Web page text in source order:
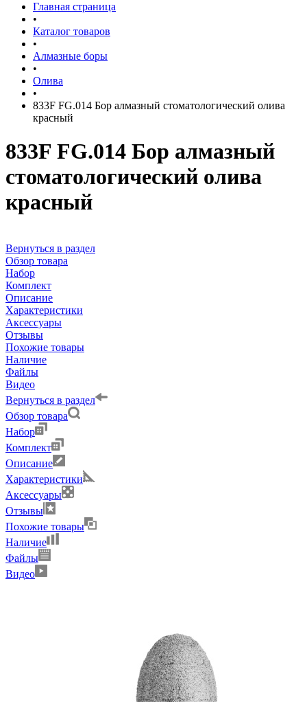
Главная страница
•
Каталог товаров
•
Алмазные боры
•
Олива
•
833F FG.014 Бор алмазный стоматологический олива
красный
833F FG.014 Бор алмазный
стоматологический олива
красный
Вернуться в раздел
Обзор товара
Набор
Комплект
Описание
Характеристики
Аксессуары
Отзывы
Похожие товары
Наличие
Файлы
Видео
Вернуться в раздел
Обзор товара
Набор
Комплект
Описание
Характеристики
Аксессуары
Отзывы
Похожие товары
Наличие
Файлы
Видео